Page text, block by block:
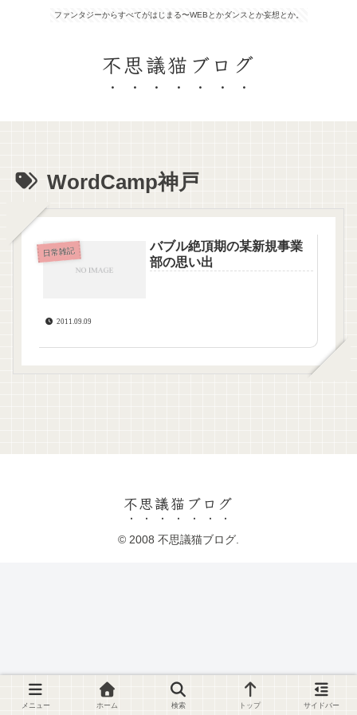
ファンタジーからすべてがはじまる〜WEBとかダンスとか妄想とか。
不思議猫ブログ
WordCamp神戸
日常雑記
バブル絶頂期の某新規事業
部の思い出
2011.09.09
不思議猫ブログ
© 2008 不思議猫ブログ.
メニュー ホーム 検索 トップ サイドバー